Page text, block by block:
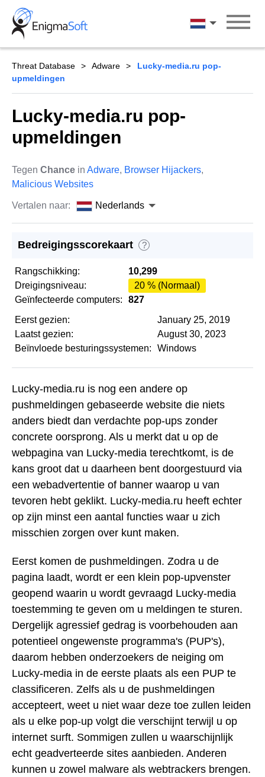
Skip
content
Nederlands
Threat Database Adware
Lucky-media.ru pop-
upmeldingen
Lucky-media.ru pop-
upmeldingen
Tegen Chance in Adware, Browser Hijackers,
Malicious Websites
Vertalen naar: Nederlands
Bedreigingsscorekaart ?
Rangschikking:
10,299
Dreigingsniveau:
20 % (Normaal)
Geïnfecteerde computers:
827
Eerst gezien:
January 25, 2019
Laatst gezien:
August 30, 2023
Beïnvloede besturingssystemen:
Windows
Lucky-media.ru is nog een andere op
pushmeldingen gebaseerde website die niets
anders biedt dan verdachte pop-ups zonder
concrete oorsprong. Als u merkt dat u op de
webpagina van Lucky-media terechtkomt, is de
kans groot dat u daarheen bent doorgestuurd via
een webadvertentie of banner waarop u van
tevoren hebt geklikt. Lucky-media.ru heeft echter
op zijn minst een aantal functies waar u zich
misschien zorgen over kunt maken.
Eerst komen de pushmeldingen. Zodra u de
pagina laadt, wordt er een klein pop-upvenster
geopend waarin u wordt gevraagd Lucky-media
toestemming te geven om u meldingen te sturen.
Dergelijk agressief gedrag is voorbehouden aan
potentieel ongewenste programma's (PUP's),
daarom hebben onderzoekers de neiging om
Lucky-media in de eerste plaats als een PUP te
classificeren. Zelfs als u de pushmeldingen
accepteert, weet u niet waar deze toe zullen leiden
als u elke pop-up volgt die verschijnt terwijl u op
internet surft. Sommigen zullen u waarschijnlijk
echt geadverteerde sites aanbieden. Anderen
kunnen u zowel malware als webtrackers brengen.